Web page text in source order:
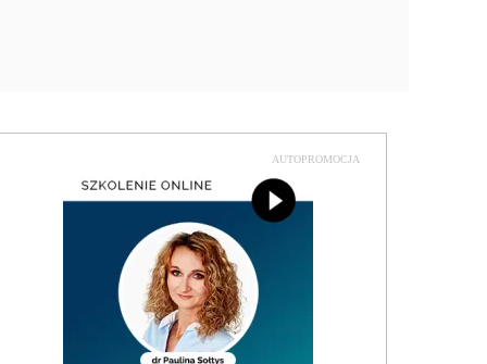
AUTOPROMOCJA